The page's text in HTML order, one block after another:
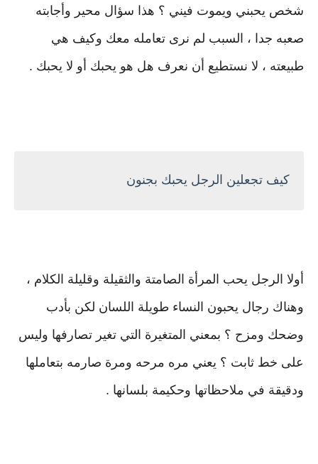
شخص يحبني ويموت فيني ؟ هذا سؤال محير وأجابته
صعبه جدا ، السبب لم نرى تعامله معك وكيف هي
طبيعته ، لا نستطيع أن نعرف هل هو يحبك أو لا يحبك .
كيف تجعلين الرجل يحبك بجنون
أولا الرجل يحب المرأة الصامتة والثقيلة وقليلة الكلام ،
وهناك رجال يحبون النساء طويلة اللسان لكن بأدب
وضحك ومزح ؟ بمعني المتغيرة التي تغير تصارفها وليس
على خط ثابت ؟ يعني مره مرحه ومرة صارمه بتعاملها
ودقيقة في ملاحظاتها وحكيمة بلسانها .